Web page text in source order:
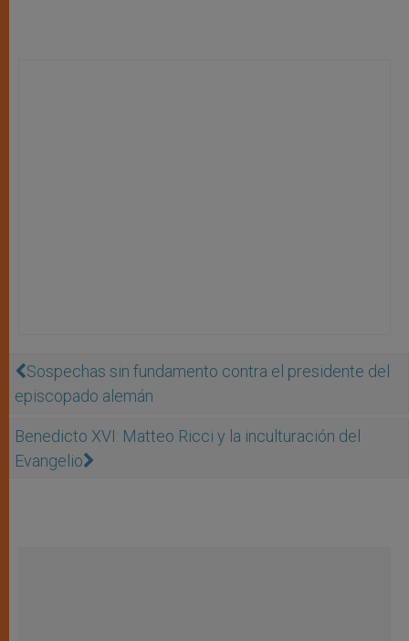
Sospechas sin fundamento contra el presidente del
episcopado alemán
Benedicto XVI: Matteo Ricci y la inculturación del
Evangelio